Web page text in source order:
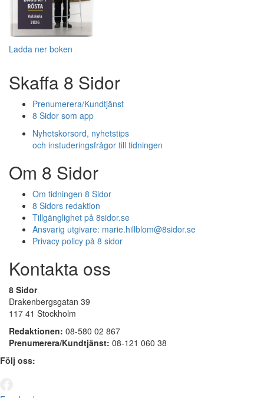
Ladda ner boken
Skaffa 8 Sidor
Prenumerera/Kundtjänst
8 Sidor som app
Nyhetskorsord, nyhetstips
och instuderingsfrågor till tidningen
Om 8 Sidor
Om tidningen 8 Sidor
8 Sidors redaktion
Tillgänglighet på 8sidor.se
Ansvarig utgivare: marie.hillblom@8sidor.se
Privacy policy på 8 sidor
Kontakta oss
8 Sidor
Drakenbergsgatan 39
117 41 Stockholm
Redaktionen: 08-580 02 867
Prenumerera/Kundtjänst: 08-121 060 38
Följ oss: